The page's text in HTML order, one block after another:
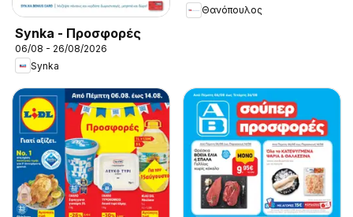
Synka - Προσφορές
06/08 - 26/08/2026
Synka
Θανόπουλος